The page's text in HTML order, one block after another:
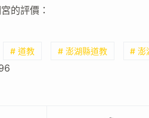
的評價：
# 道教 # 澎湖縣道教 # 澎